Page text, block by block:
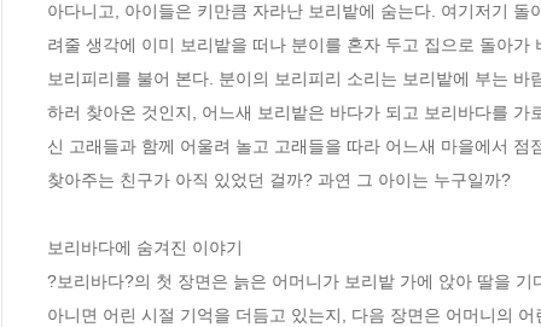
아다니고, 아이들은 키만큼 자라난 보리밭에 숨는다. 여기저기
려줄 생각에 이미 보리밭을 떠나 분이를 혼자 두고 집으로 돌아
보리피리를 불어 본다. 분이의 보리피리 소리는 보리밭에 부는
하러 찾아온 것인지, 어느새 보리밭은 바다가 되고 보리바다를
신 고래들과 함께 어울려 놀고 고래들을 따라 어느새 마을에서
찾아주는 친구가 아직 있었던 걸까? 과연 그 아이는 누구일까?
보리바다에 숨겨진 이야기
?보리바다?의 첫 장면은 늙은 어머니가 보리밭 가에 앉아 딸을
아니면 어린 시절 기억을 더듬고 있는지, 다음 장면은 어머니의